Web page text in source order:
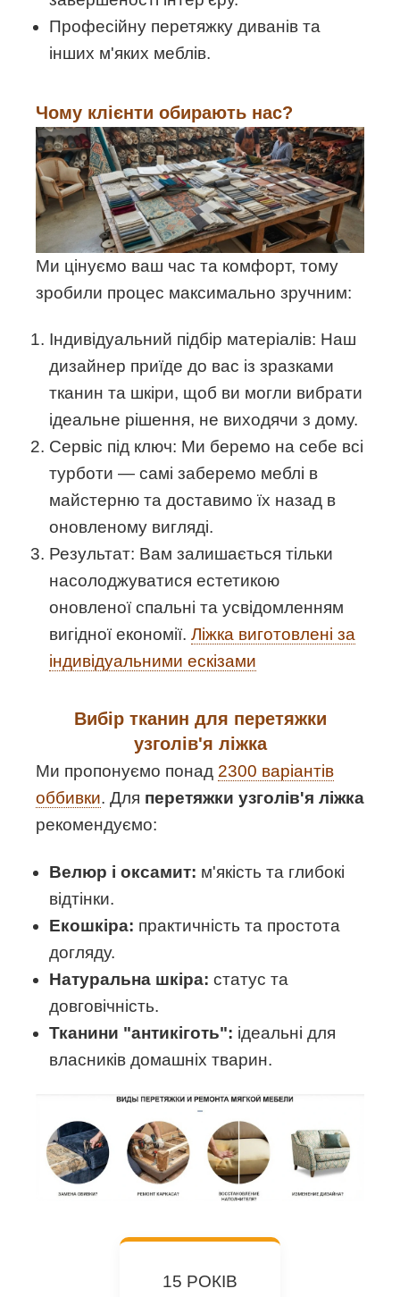
Професійну перетяжку диванів та
інших м'яких меблів.
Чому клієнти обирають нас?
Ми цінуємо ваш час та комфорт, тому
зробили процес максимально зручним:
Індивідуальний підбір матеріалів: Наш
дизайнер приїде до вас із зразками
тканин та шкіри, щоб ви могли вибрати
ідеальне рішення, не виходячи з дому.
Сервіс під ключ: Ми беремо на себе всі
турботи — самі заберемо меблі в
майстерню та доставимо їх назад в
оновленому вигляді.
Результат: Вам залишається тільки
насолоджуватися естетикою
оновленої спальні та усвідомленням
вигідної економії. Ліжка виготовлені за
індивідуальними ескізами
Вибір тканин для перетяжки
узголів'я ліжка
Ми пропонуємо понад 2300 варіантів
оббивки. Для перетяжки узголів'я ліжка
рекомендуємо:
Велюр і оксамит: м'якість та глибокі
відтінки.
Екошкіра: практичність та простота
догляду.
Натуральна шкіра: статус та
довговічність.
Тканини "антикіготь": ідеальні для
власників домашніх тварин.
15 РОКІВ